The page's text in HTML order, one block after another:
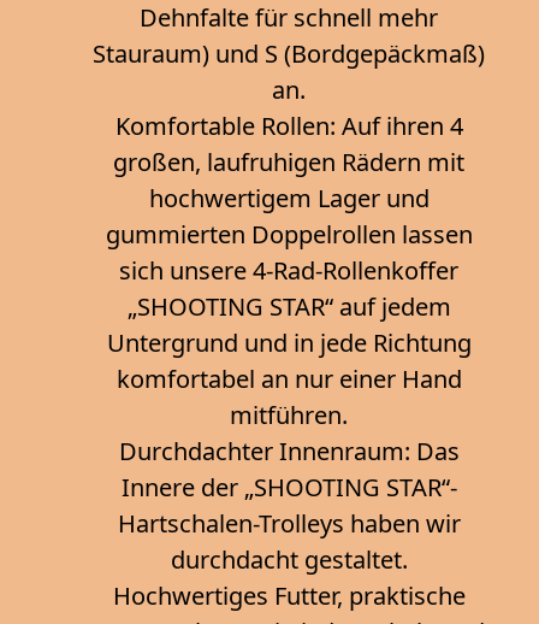
Dehnfalte für schnell mehr
Stauraum) und S (Bordgepäckmaß)
an.
Komfortable Rollen: Auf ihren 4
großen, laufruhigen Rädern mit
hochwertigem Lager und
gummierten Doppelrollen lassen
sich unsere 4-Rad-Rollenkoffer
„SHOOTING STAR“ auf jedem
Untergrund und in jede Richtung
komfortabel an nur einer Hand
mitführen.
Durchdachter Innenraum: Das
Innere der „SHOOTING STAR“-
Hartschalen-Trolleys haben wir
durchdacht gestaltet.
Hochwertiges Futter, praktische